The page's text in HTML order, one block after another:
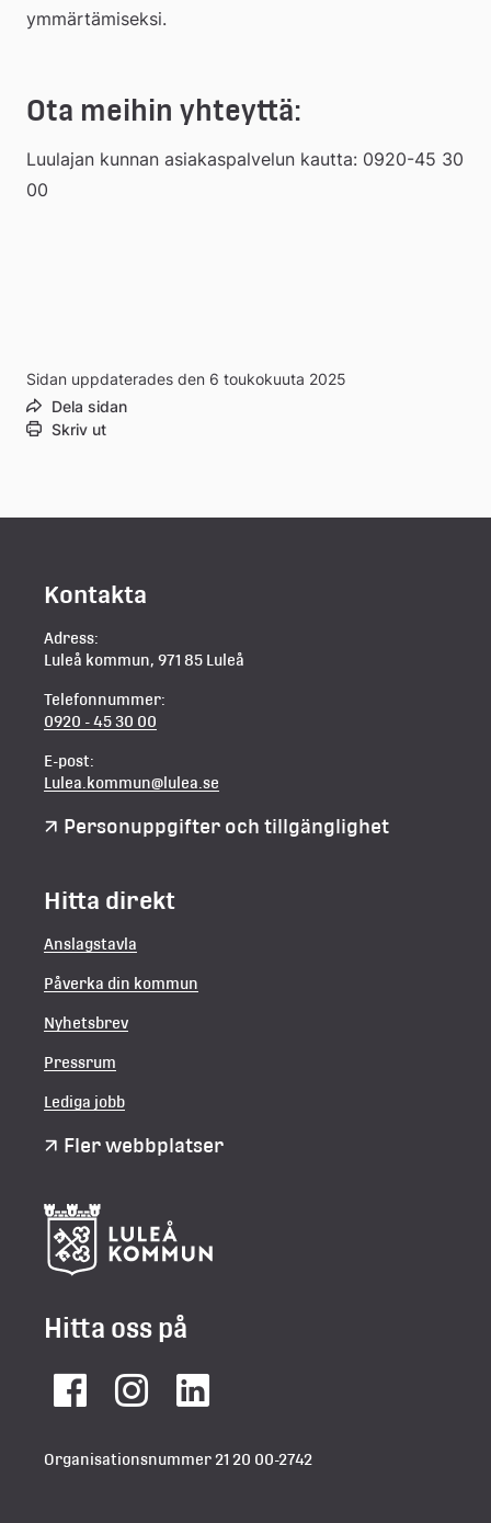
ymmärtämiseksi.
Ota meihin yhteyttä:
Luulajan kunnan asiakaspalvelun kautta: 0920-45 30
00
Sidan uppdaterades den 6 toukokuuta 2025
Dela sidan
Skriv ut
Kontakta
Adress:
Luleå kommun, 971 85 Luleå
Telefonnummer:
0920 - 45 30 00
E-post:
Lulea.kommun@lulea.se
Personuppgifter och tillgänglighet
Hitta direkt
Anslagstavla
Påverka din kommun
Nyhetsbrev
Pressrum
Lediga jobb
Fler webbplatser
Hitta oss på
FacebookInstagramLinkedIn
Organisationsnummer 21 20 00-2742